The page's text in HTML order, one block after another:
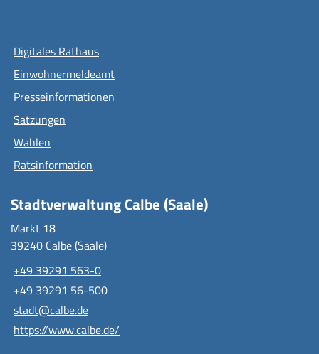
Digitales Rathaus
Einwohnermeldeamt
Presseinformationen
Satzungen
Wahlen
Ratsinformation
Stadtverwaltung Calbe (Saale)
Markt 18
39240 Calbe (Saale)
+49 39291 563-0
+49 39291 56-500
stadt@calbe.de
https://www.calbe.de/